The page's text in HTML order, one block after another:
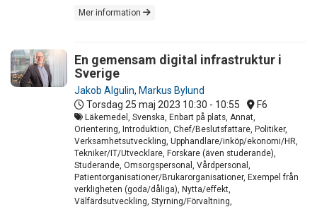
Mer information
En gemensam digital infrastruktur i
Sverige
Jakob Algulin, Markus Bylund
Torsdag 25 maj 2023 10:30 - 10:55 F6
Läkemedel, Svenska, Enbart på plats, Annat,
Orientering, Introduktion, Chef/Beslutsfattare, Politiker,
Verksamhetsutveckling, Upphandlare/inköp/ekonomi/HR,
Tekniker/IT/Utvecklare, Forskare (även studerande),
Studerande, Omsorgspersonal, Vårdpersonal,
Patientorganisationer/Brukarorganisationer, Exempel från
verkligheten (goda/dåliga), Nytta/effekt,
Välfärdsutveckling, Styrning/Förvaltning,